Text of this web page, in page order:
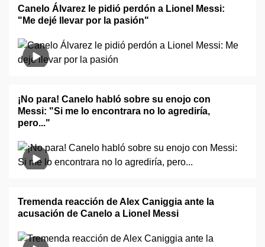
Canelo Álvarez le pidió perdón a Lionel Messi:
"Me dejé llevar por la pasión"
¡No para! Canelo habló sobre su enojo con
Messi: "Si me lo encontrara no lo agrediría,
pero..."
Tremenda reacción de Alex Caniggia ante la
acusación de Canelo a Lionel Messi